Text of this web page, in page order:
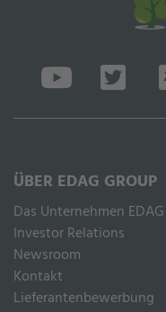
ÜBER EDAG GROUP
Das Unternehmen EDAG
Inves­tor Rela­ti­ons
Newsroom
Kontakt
Lieferantenbewerbung